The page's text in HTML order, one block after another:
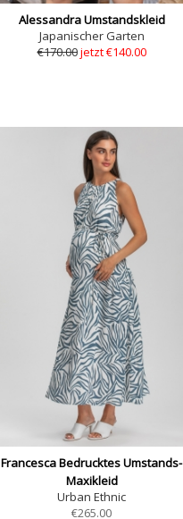
Alessandra Umstandskleid
Japanischer Garten
€170.00jetzt €140.00
Francesca Bedrucktes Umstands-
Maxikleid
Urban Ethnic
€265.00